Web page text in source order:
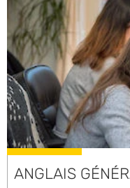
ANGLAIS